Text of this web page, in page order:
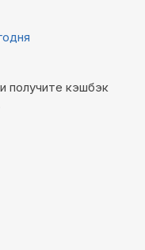
получите кэшбэк